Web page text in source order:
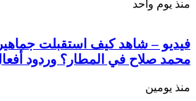
منذ يوم واحد
فيديو – شاهد كيف استقبلت
محمد صلاح في المطار؟ وردود
منذ يومين